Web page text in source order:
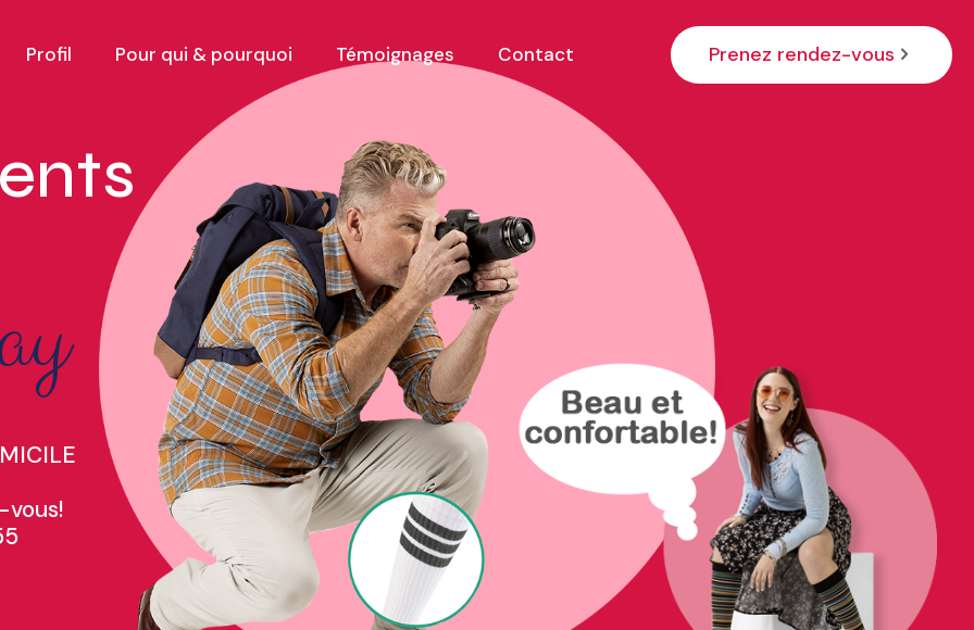
Profil Pour qui & pourquoi Témoignages Contact Prenez rendez-vous
vous!